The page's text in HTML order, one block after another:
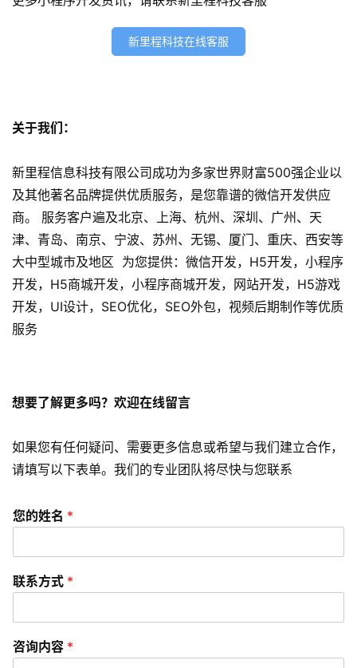
开
s
e
o
优
化
数
字
A
P
开
短
分
新里程科技在线客服
关于我们：
新里程信息科技有限公司成功为多家世界财富500强企业以
及其他著名品牌提供优质服务，是您靠谱的微信开发供应
商。 服务客户遍及北京、上海、杭州、深圳、广州、天
津、青岛、南京、宁波、苏州、无锡、厦门、重庆、西安等
大中型城市及地区 为您提供：微信开发，H5开发，小程序
开发，H5商城开发，小程序商城开发，网站开发，H5游戏
开发，UI设计，SEO优化，SEO外包，视频后期制作等优质
服务
想要了解更多吗？欢迎在线留言
如果您有任何疑问、需要更多信息或希望与我们建立合作，
请填写以下表单。我们的专业团队将尽快与您联系
您的姓名 *
联系方式 *
咨询内容 *